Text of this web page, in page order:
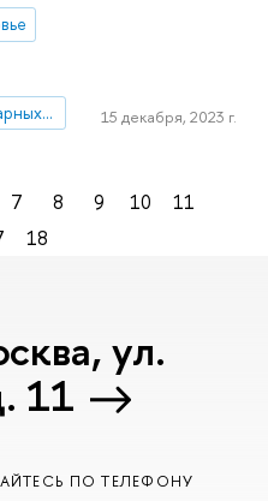
НЦМУ "Центр междисциплинарных исследований человеческого потенциала"
15 декабря, 2023 г.
7 8 9 10
11
18
ул.
11
ПО ТЕЛЕФОНУ